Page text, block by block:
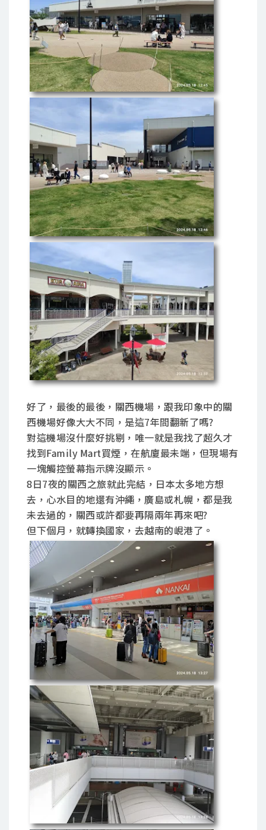
好了，最後的最後，關西機場，跟我印象中的關
西機場好像大大不同，是這7年間翻新了嗎?
對這機場沒什麼好挑剔，唯一就是我找了超久才
找到Family Mart買煙，在航廈最未端，但現場有
一塊觸控螢幕指示牌沒顯示。
8日7夜的關西之旅就此完結，日本太多地方想
去，心水目的地還有沖繩，廣島或札幌，都是我
未去過的，關西或許都要再隔兩年再來吧?
但下個月，就轉換國家，去越南的峴港了。